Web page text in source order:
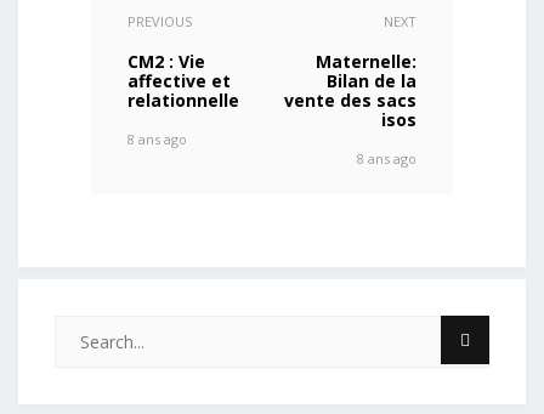
PREVIOUS
CM2 : Vie
affective et
relationnelle
8 ans ago
NEXT
Maternelle:
Bilan de la
vente des sacs
isos
8 ans ago